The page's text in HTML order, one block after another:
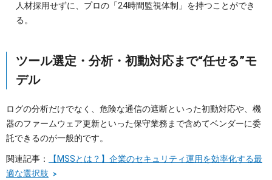
人材採用せずに、プロの「24時間監視体制」を持つことができ
る。
ツール選定・分析・初動対応まで“任せる”モ
デル
ログの分析だけでなく、危険な通信の遮断といった初動対応や、機
器のファームウェア更新といった保守業務まで含めてベンダーに委
託できるのが一般的です。
関連記事：
【MSSとは？】企業のセキュリティ運用を効率化する最
適な選択肢